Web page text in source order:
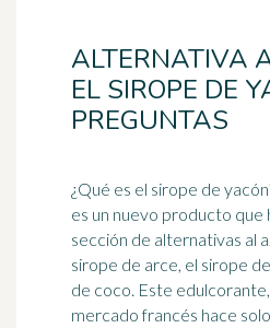
ALTERNATIVA
EL SIROPE DE
PREGUNTAS
¿Qué es el sirope de
es un nuevo producto que
sección de alternativas al
sirope de arce, el sirope
de coco. Este
mercado francés hace